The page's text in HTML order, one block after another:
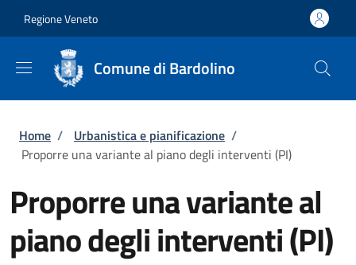
Regione Veneto
Comune di Bardolino
Briciole di pane
Home / Urbanistica e pianificazione /
Proporre una variante al piano degli interventi (PI)
Proporre una variante al
piano degli interventi (PI)